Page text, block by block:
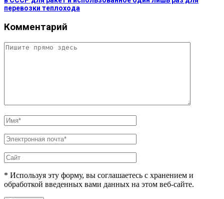
перевозки теплохода
Комментарий
* Используя эту форму, вы соглашаетесь с хранением и
обработкой введенных вами данных на этом веб-сайте.